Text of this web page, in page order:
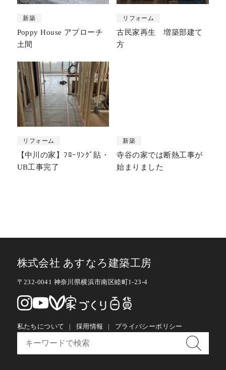
新築
Poppy House アプローチ
土間
リフォーム
古民家再生 増築部建て
方
リフォーム
【中川の家】ﾌﾛｰﾘﾝｸﾞ貼・
UB工事完了
新築
寺谷の家では断熱工事が
始まりました
株式会社 あすなろ建築工房
〒232-0041 神奈川県横浜市南区睦町1-23-4
私たちについて 採用情報 プライバシーポリシー